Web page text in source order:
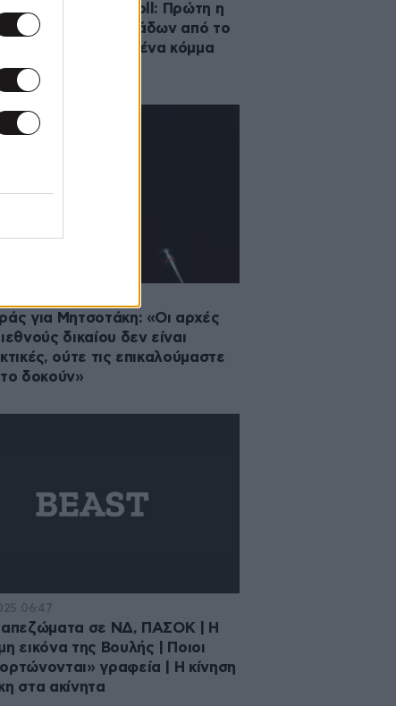
Opinion Poll: Πρώτη η
διαφορά 16,8 μονάδων από το
– Πόσο τραβάει ένα κόμμα
για Μητσοτάκη: «Οι αρχές
δικαίου δεν είναι
ούτε τις επικαλούμαστε
δοκούν»
06:47
σε ΝΔ, ΠΑΣΟΚ | Η
εικόνα της Βουλής | Ποιοι
γραφεία | Η κίνηση
στα ακίνητα